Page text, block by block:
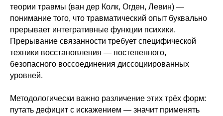
теории травмы (ван дер Колк, Огден, Левин) —
понимание того, что травматический опыт буквально
прерывает интегративные функции психики.
Прерывание связанности требует специфической
техники восстановления — постепенного,
безопасного воссоединения диссоциированных
уровней.
Методологически важно различение этих трёх форм:
путать дефицит с искажением — значит применять